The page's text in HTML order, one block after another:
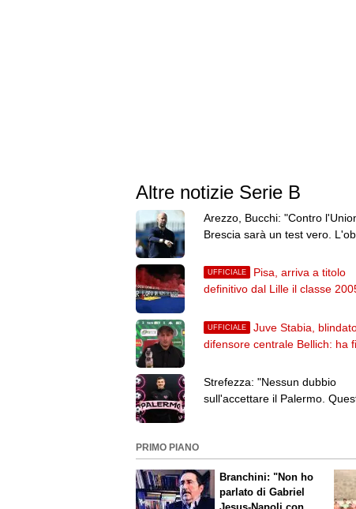
Altre notizie Serie B
Arezzo, Bucchi: "Contro
Brescia sarà un test vero.
UFFICIALE
Pisa, arriva a titolo
definitivo dal Lille il classe
UFFICIALE
Juve Stabia,
difensore centrale Bellich: ha
Strefezza: "Nessun dubbio
sull'accettare il Palermo.
PRIMO PIANO
Branchini: "Non ho
parlato di Gabriel